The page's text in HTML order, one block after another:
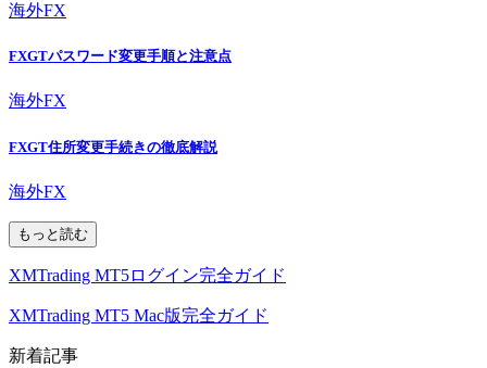
海外FX
FXGTパスワード変更手順と注意点
海外FX
FXGT住所変更手続きの徹底解説
海外FX
もっと読む
XMTrading MT5ログイン完全ガイド
XMTrading MT5 Mac版完全ガイド
新着記事